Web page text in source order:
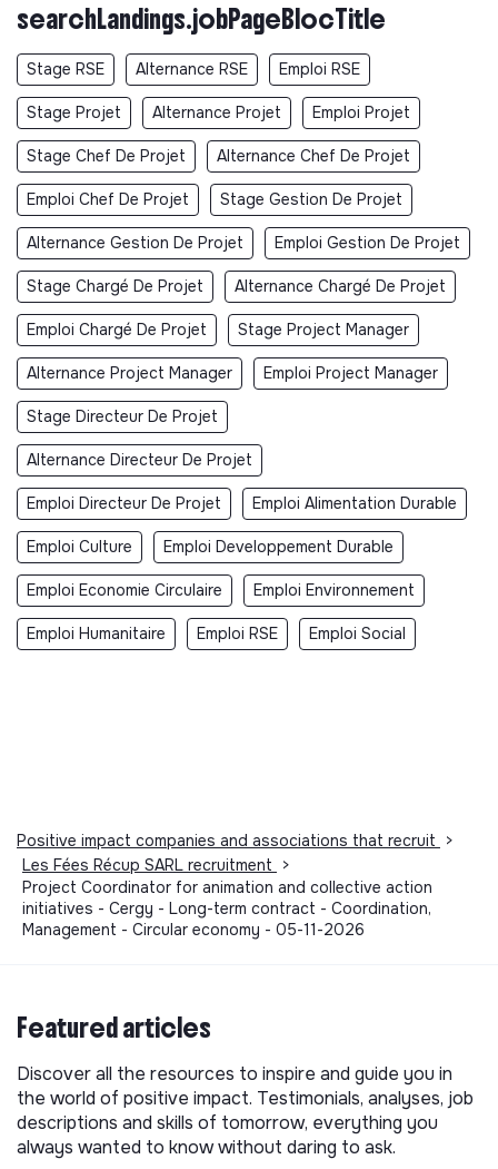
searchLandings.jobPageBlocTitle
Stage RSE Alternance RSE Emploi RSE
Stage Projet Alternance Projet Emploi Projet
Stage Chef De Projet Alternance Chef De Projet
Emploi Chef De Projet Stage Gestion De Projet
Alternance Gestion De Projet Emploi Gestion De Projet
Stage Chargé De Projet Alternance Chargé De Projet
Emploi Chargé De Projet Stage Project Manager
Alternance Project Manager Emploi Project Manager
Stage Directeur De Projet
Alternance Directeur De Projet
Emploi Directeur De Projet Emploi Alimentation Durable
Emploi Culture Emploi Developpement Durable
Emploi Economie Circulaire Emploi Environnement
Emploi Humanitaire Emploi RSE Emploi Social
Positive impact companies and associations that recruit
>
Les Fées Récup SARL recruitment
>
Project Coordinator for animation and collective action
initiatives - Cergy - Long-term contract - Coordination,
Management - Circular economy - 05-11-2026
Featured articles
Discover all the resources to inspire and guide you in
the world of positive impact. Testimonials, analyses, job
descriptions and skills of tomorrow, everything you
always wanted to know without daring to ask.